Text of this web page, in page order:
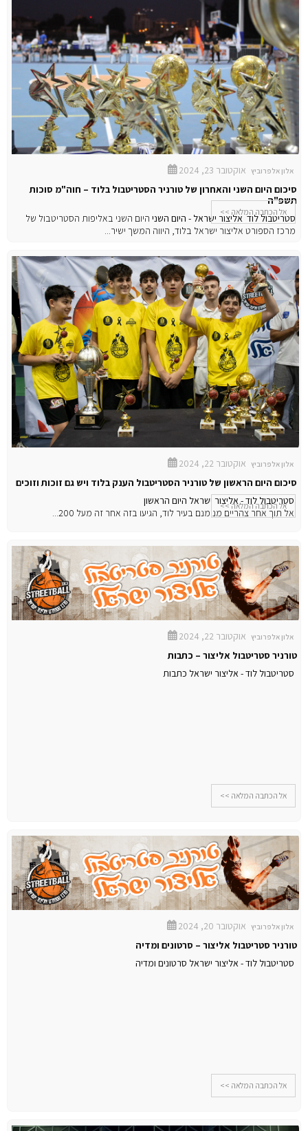
אלון אלפרוביץ אוקטובר 23, 2024
סיכום היום השני והאחרון של טורניר הסטריטבול בלוד – חוה"מ סוכות
תשפ"ה
סטריטבול לוד אליצור ישראל - היום השני היום השני באליפות הסטריטבול של
מרכז הספורט אליצור ישראל בלוד, היווה המשך ישיר...
אל הכתבה המלאה >>
אלון אלפרוביץ אוקטובר 22, 2024
סיכום היום הראשון של טורניר הסטריטבול הענק בלוד ויש גם זוכות וזוכים
סטריטבול לוד - אליצור ישראל היום הראשון
אל תוך אחר צהריים מנומנם בעיר לוד, הגיעו בזה אחר זה מעל 200...
אל הכתבה המלאה >>
אלון אלפרוביץ אוקטובר 22, 2024
טורניר סטריטבול אליצור – כתבות
סטריטבול לוד - אליצור ישראל כתבות
אל הכתבה המלאה >>
אלון אלפרוביץ אוקטובר 20, 2024
טורניר סטריטבול אליצור – סרטונים ומדיה
סטריטבול לוד - אליצור ישראל סרטונים ומדיה
אל הכתבה המלאה >>